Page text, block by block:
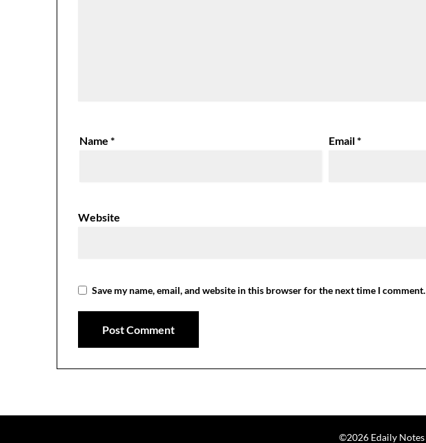
Name* Email*
Website
Save my name, email, and website in this browser for the next time I comment.
©2026 Edaily Notes